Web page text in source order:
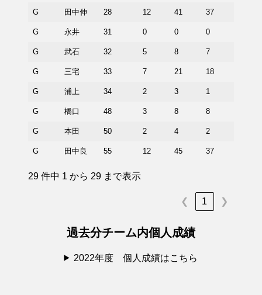
G 田中伸 28 12 41 37
G 永井 31 0 0 0
G 武石 32 5 8 7
G 三宅 33 7 21 18
G 浦上 34 2 3 1
G 橋口 48 3 8 8
G 本田 50 2 4 2
G 田中良 55 12 45 37
29 件中 1 から 29 まで表示
❮ 1 ❯
過去分チーム内個人成績
2022年度 個人成績はこちら